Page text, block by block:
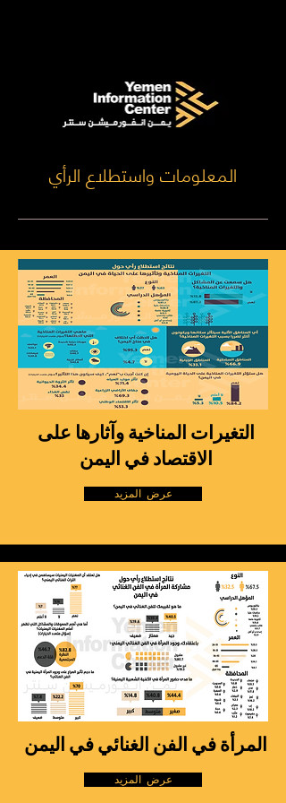
المعلومات واستطلاع الرأي
التغيرات المناخية وآثارها على
الاقتصاد في اليمن
عرض المزيد
المرأة في الفن الغنائي في اليمن
عرض المزيد